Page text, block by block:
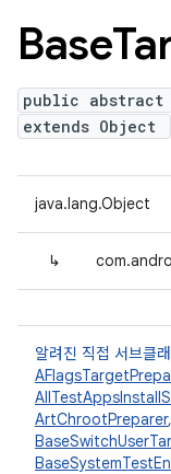
Base
public abstract
extends Object
java.lang.Object
↳
알려진 직접 서브클
ArtChrootPreparer,